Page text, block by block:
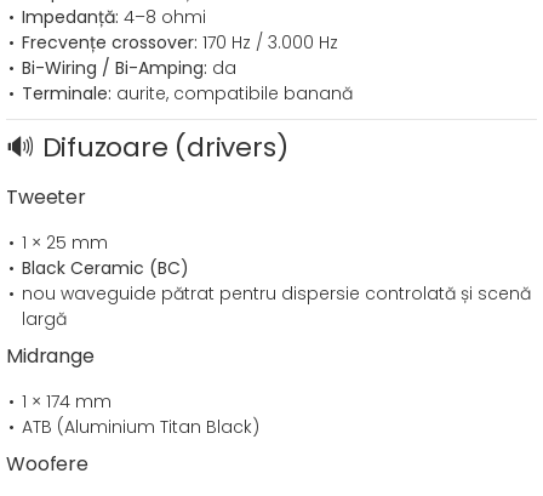
Impedanță: 4–8 ohmi
Frecvențe crossover: 170 Hz / 3.000 Hz
Bi-Wiring / Bi-Amping: da
Terminale: aurite, compatibile banană
🔊 Difuzoare (drivers)
Tweeter
1 × 25 mm
Black Ceramic (BC)
nou waveguide pătrat pentru dispersie controlată și scenă
largă
Midrange
1 × 174 mm
ATB (Aluminium Titan Black)
Woofere